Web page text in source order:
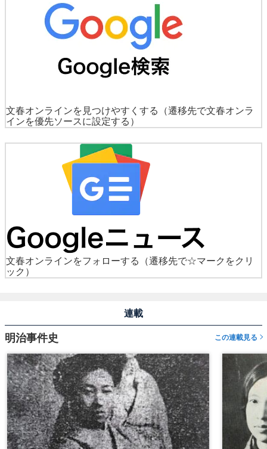
文春オンラインを見つけやすくする
（遷移先で文春オンラ
インを優先ソースに設定する）
文春オンラインをフォローする
（遷移先で☆マークをクリ
ック）
連載
明治事件史 この連載見る